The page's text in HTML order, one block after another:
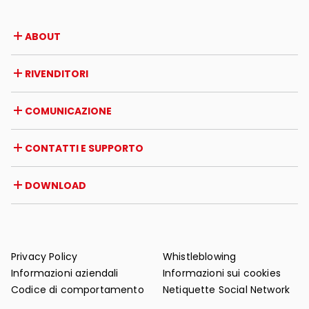
ABOUT
Premi e riconoscimenti
Opportunità di lavoro
Certificazioni
RIVENDITORI
Estero
Iniziative dei rivenditori
COMUNICAZIONE
News
Rassegna stampa
CONTATTI E SUPPORTO
Garanzia
Supporto post-vendita
DOWNLOAD
Privacy Policy
Informazioni aziendali
Codice di comportamento
Whistleblowing
Informazioni sui cookies
Netiquette Social Network